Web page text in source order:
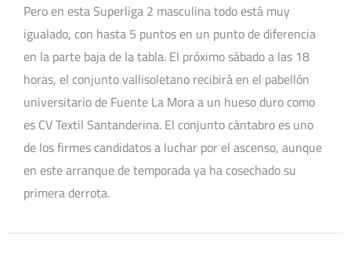
Pero en esta Superliga 2 masculina todo está muy
igualado, con hasta 5 puntos en un punto de diferencia
en la parte baja de la tabla. El próximo sábado a las 18
horas, el conjunto vallisoletano recibirá en el pabellón
universitario de Fuente La Mora a un hueso duro como
es CV Textil Santanderina. El conjunto cántabro es uno
de los firmes candidatos a luchar por el ascenso, aunque
en este arranque de temporada ya ha cosechado su
primera derrota.